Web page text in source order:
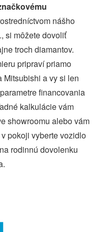
nášho
si môžete dovoliť
troch diamantov.
pripraví priamo
Mitsubishi a vy si len
financovania
kalkulácie vám
showroomu alebo vám
pokoji vyberte vozidlo
rodinnú dovolenku